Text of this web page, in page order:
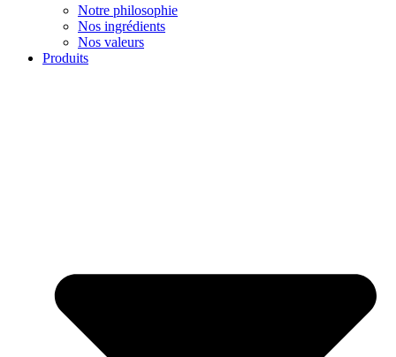
Notre philosophie
Nos ingrédients
Nos valeurs
Produits